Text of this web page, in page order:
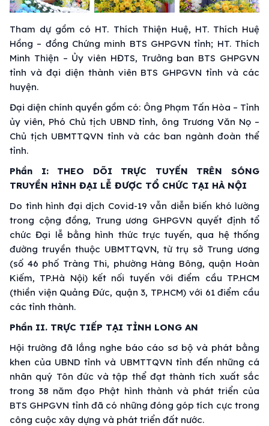
Tham dự gồm có HT. Thích Thiện Huệ, HT. Thích Huệ
Hồng – đồng Chứng minh BTS GHPGVN tỉnh; HT. Thích
Minh Thiện – Ủy viên HĐTS, Trưởng ban BTS GHPGVN
tỉnh và đại diện thành viên BTS GHPGVN tỉnh và các
huyện.
Đại diện chính quyền gồm có: Ông Phạm Tấn Hòa – Tỉnh
ủy viên, Phó Chủ tịch UBND tỉnh, ông Trương Văn Nọ –
Chủ tịch UBMTTQVN tỉnh và các ban ngành đoàn thể
tỉnh.
Phần I: THEO DÕI TRỰC TUYẾN TRÊN SÓNG
TRUYỀN HÌNH ĐẠI LỄ ĐƯỢC TỔ CHỨC TẠI HÀ NỘI
Do tình hình đại dịch Covid-19 vẫn diễn biến khó lường
trong cộng đồng, Trung ương GHPGVN quyết định tổ
chức Đại lễ bằng hình thức trực tuyến, qua hệ thống
đường truyền thuộc UBMTTQVN, từ trụ sở Trung ương
(số 46 phố Tràng Thi, phường Hàng Bông, quận Hoàn
Kiếm, TP.Hà Nội) kết nối tuyến với điểm cầu TP.HCM
(thiền viện Quảng Đức, quận 3, TP.HCM) với 61 điểm cầu
các tỉnh thành.
Phần II. TRỰC TIẾP TẠI TỈNH LONG AN
Hội trường đã lắng nghe báo cáo sơ bộ và phát bằng
khen của UBND tỉnh và UBMTTQVN tỉnh đến những cá
nhân quý Tôn đức và tập thể đạt thành tích xuất sắc
trong 38 năm đạo Phật hình thành và phát triển của
BTS GHPGVN tỉnh đã có những đóng góp tích cực trong
công cuộc xây dựng và phát triển đất nước.